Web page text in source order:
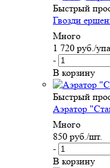
Быстрый
Гвозди
Много
1 720 руб./
-
В корзину
Быстрый
Аэратор
Много
850 руб./шт.
-
В корзину